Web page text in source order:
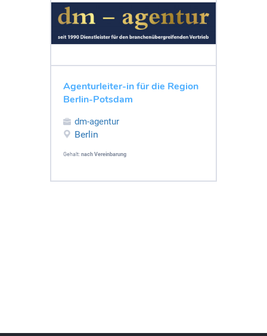
Agenturleiter-in für die Region
Berlin-Potsdam
dm-agentur
Berlin
Gehalt: nach Vereinbarung